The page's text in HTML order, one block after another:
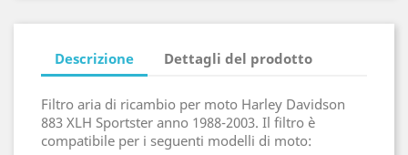
Descrizione Dettagli del prodotto
Filtro aria di ricambio per moto Harley Davidson
883 XLH Sportster anno 1988-2003. Il filtro è
compatibile per i seguenti modelli di moto: